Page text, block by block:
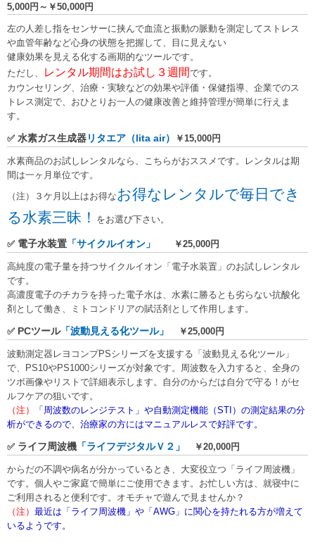
5,000円～￥50,000円
左の人差し指をセンサーに挟んで血流と振動の脈動を測定してストレス
や血管年齢など心身の状態を把握して、目に見えない
健康効果を見える化する画期的なツールです。
ただし、
レンタル期間はお試し３週間です。
カウンセリング、治療・実験などの効果や評価・保健指導、企業でのス
トレス測定で、おひとりお一人の健康改善と維持管理が簡単に行えま
す。
✅ 水素ガス生成器リタエア（lita air） ￥15,000円
水素商品のお試しレンタルなら、こちらがおススメです。レンタルは期
間は一ヶ月単位です。
（注）３ケ月以上はお得な お得なレンタルで毎日でき
る水素三昧！
をお選び下さい。
✅ 電子水装置 「サイクルイオン」 ￥25,000円
高純度の電子量を持つサイクルイオン「電子水装置」のお試しレンタル
です。
高濃度電子のチカラを持った電子水は、水素に勝るとも劣らない抗酸化
剤として働き、ミトコンドリアの賦活剤として作用します。
✅ PCツール「波動見える化ツール」 ￥25,000円
波動測定器レヨコンプPSシリーズを支援する「波動見える化ツール」
で、PS10やPS1000シリーズが対象です。周波数を入力すると、全身の
ツボ画像やリストで詳細表示します。自分のからだは自分で守る！がセ
ルフケアの狙いです。
（注）
「周波数のレンジテスト」や自動測定機能（STI）の測定結果の分
析ができるので、治療家の方にはマニュアルレスで好評です。
✅ ライフ周波機 「ライフデジタルＶ２」 ￥20,000円
からだの不調や病名が分かっているとき、大変役立つ「ライフ周波機」
です。個人やご家庭で簡単にご使用できます。お忙しい方は、就寝中に
ご利用されると便利です。オモチャで遊んで見ませんか？
（注） 最近は「ライフ周波機」や「AWG」に関心を持たれる方が増えて
いるようです。